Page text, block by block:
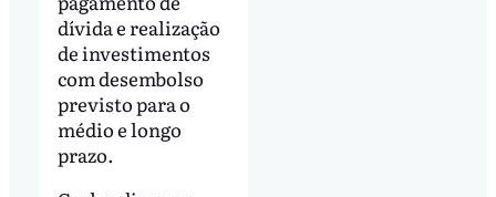
dívida e realização
de investimentos
com desembolso
previsto para o
médio e longo
prazo.